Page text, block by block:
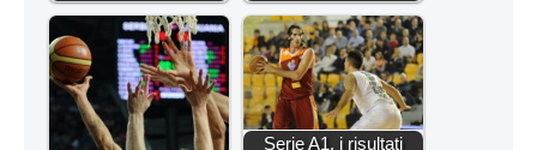
Serie A1, i risultati